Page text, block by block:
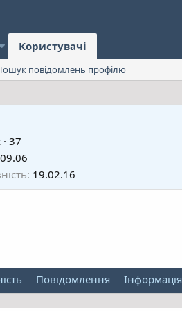
Користувачі
повідомлень профілю
· 37
19.02.16
Повідомлення Інформація